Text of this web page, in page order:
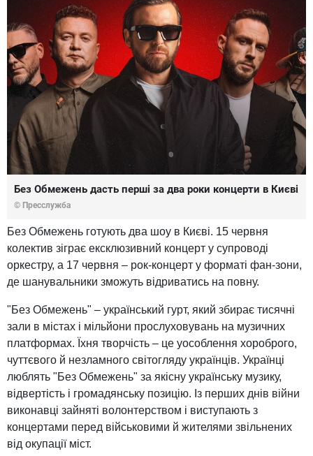
Без Обмежень дасть перші за два роки концерти в Києві
© Пресслужба
Без Обмежень готують два шоу в Києві. 15 червня
колектив зіграє ексклюзивний концерт у супроводі
оркестру, а 17 червня – рок-концерт у форматі фан-зони,
де шанувальники зможуть відриватись на повну.
"Без Обмежень" – український гурт, який збирає тисячні
зали в містах і мільйони прослуховувань на музичних
платформах. Їхня творчість – це уособлення хороброго,
чуттєвого й незламного світогляду українців. Українці
люблять "Без Обмежень" за якісну українську музику,
відвертість і громадянську позицію. Із перших днів війни
виконавці зайняті волонтерством і виступають з
концертами перед військовими й жителями звільнених
від окупації міст.